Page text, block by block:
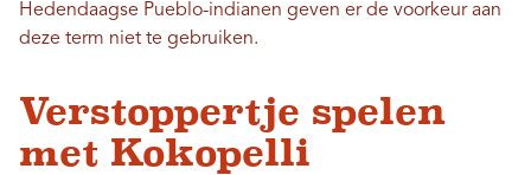
Hedendaagse Pueblo-indianen geven er de voorkeur aan
deze term niet te gebruiken.
Verstoppertje spelen
met Kokopelli